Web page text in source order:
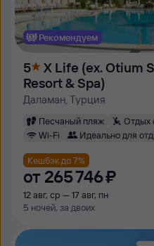
Рекомендуем
5
X Life (ex. Otium
Resort & Spa)
Даламан, Турция
Песчаный пляж Отдых
Wi-Fi
Идеально для
Кешбэк до 7%
от 265 ⁠746 ⁠₽
12 авг, ср — 17 авг, пн
5 ночей, за двоих